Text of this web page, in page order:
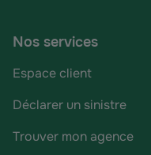
Nos services
Espace client
Déclarer un sinistre
Trouver mon agence